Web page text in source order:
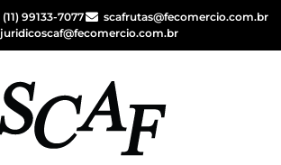
(11) 99133-7077
scafrutas@fecomercio.com.br
juridicoscaf@fecomercio.com.br